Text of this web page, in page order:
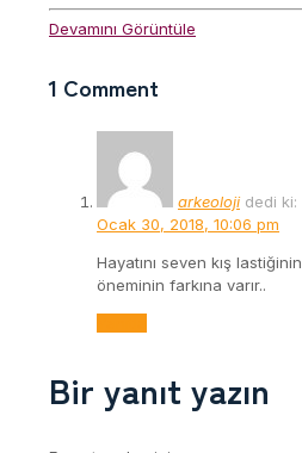
Devamını Görüntüle
1 Comment
arkeoloji dedi ki:
Ocak 30, 2018, 10:06 pm
Hayatını seven kış lastiğinin
öneminin farkına varır..
Bir yanıt yazın